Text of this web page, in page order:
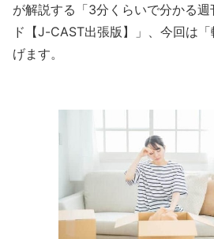
が解説する「3分くらいで分かる
ド【J-CAST出張版】」、今回は
げます。